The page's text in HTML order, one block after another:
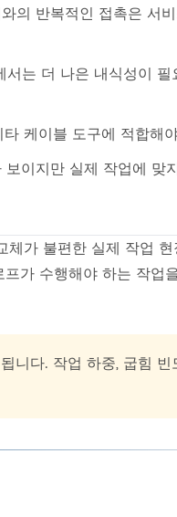
의 반복적인 접촉은 서
는 더 나은 내식성이 필
케이블 도구에 적합해
이지만 실제 작업에 맞
가 불편한 실제 작업
가 수행해야 하는 작업
니다. 작업 하중, 굽힘 빈